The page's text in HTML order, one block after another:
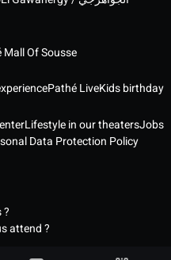
Mall Of Sousse
Pathé LiveKids birthday
Lifestyle in our theatersJobs
Data Protection Policy
attend ?